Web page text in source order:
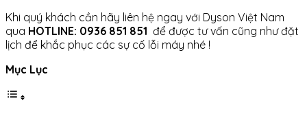
Khi quý khách cần hãy liên hệ ngay với Dyson Việt Nam
qua HOTLINE: 0936 851 851 để được tư vấn cũng như đặt
lịch để khắc phục các sự cố lỗi máy nhé !
Mục Lục